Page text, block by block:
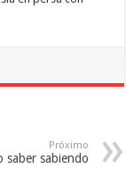
Próximo
saber sabiendo